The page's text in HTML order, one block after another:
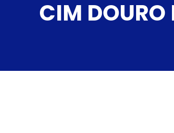
CIM DOURO